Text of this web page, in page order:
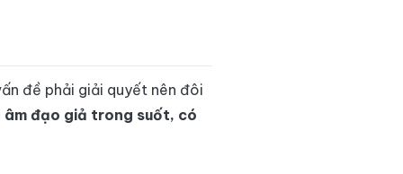
đề phải giải quyết nên đôi
âm đạo giả trong suốt, có